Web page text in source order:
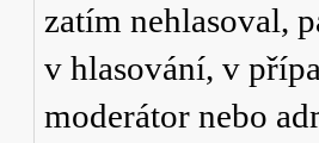
zatím nehlasoval,
v hlasování, v
moderátor nebo